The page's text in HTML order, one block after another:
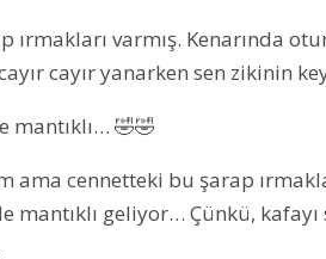
ırmakları varmış. Kenarında
cayır yanarken sen zikinin
mantıklı… 🤣🤣
ama cennetteki bu şarap
mantıklı geliyor… Çünkü,